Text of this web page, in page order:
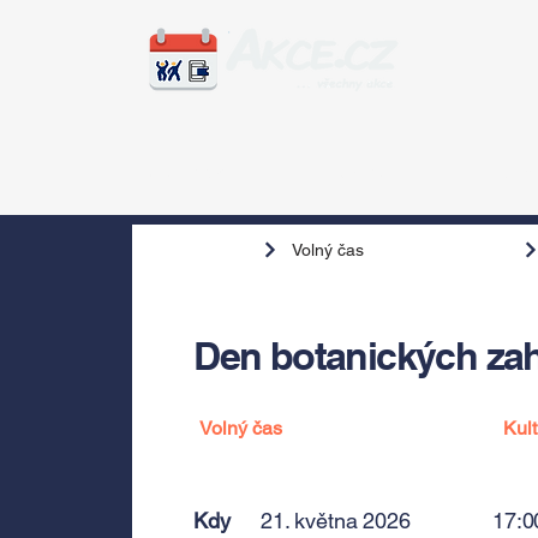
Volný čas
Den botanických
Volný čas
Kdy 21. května 2026